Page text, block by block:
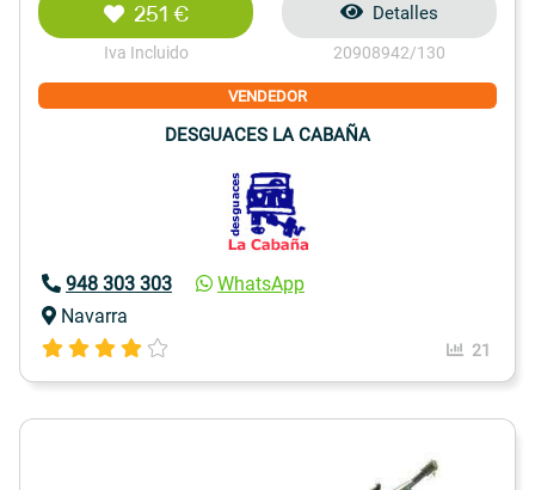
251 €
Iva Incluido
Detalles
20908942/130
VENDEDOR
DESGUACES LA CABAÑA
948 303 303
WhatsApp
Navarra
21